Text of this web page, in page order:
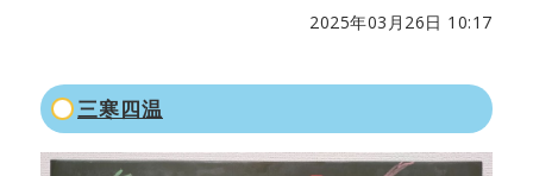
2025年03月26日 10:17
三寒四温